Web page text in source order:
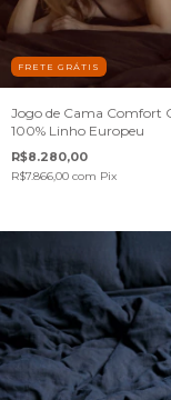
FRETE GRÁTIS
Jogo de Cama Comfort
100% Linho Europeu
R$8.280,00
R$7.866,00 com Pix